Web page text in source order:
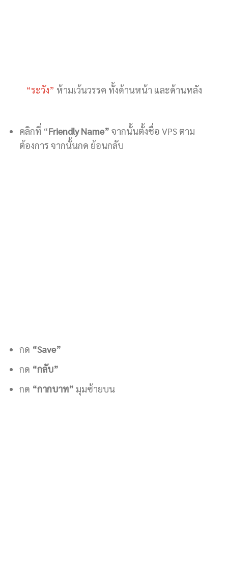
“ระวัง” ห้ามเว้นวรรค ทั้งด้านหน้า และด้านหลัง
คลิกที่ “Friendly Name”จากนั้นตั้งชื่อ VPS ตาม
ต้องการ จากนั้นกด ย้อนกลับ
กด “Save”
กด “กลับ”
กด “กากบาท” มุมซ้ายบน